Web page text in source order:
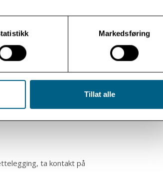
Markedsføring
Tillat alle
en viktig del av
arrangerer konserter
treffe oss der ordene ikke
ta kontakt på